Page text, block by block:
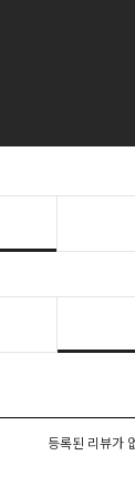
등록된 리뷰가